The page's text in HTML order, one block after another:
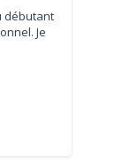
débutant
Je